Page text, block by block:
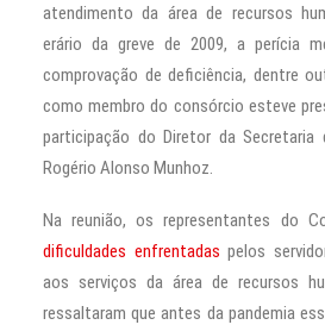
atendimento da área de recursos
erário da greve de 2009, a perícia
comprovação de deficiência, dentre
como membro do consórcio esteve
participação do Diretor da Secretaria
Rogério Alonso Munhoz.
Na reunião, os representantes do
dificuldades enfrentadas pelos
aos serviços da área de recursos
ressaltaram que antes da pandemia